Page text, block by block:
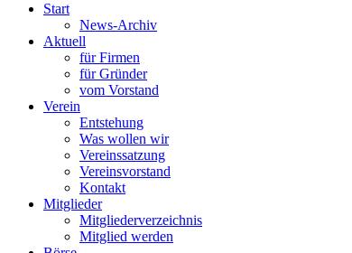
Start
News-Archiv
Aktuell
für Firmen
für Gründer
vom Vorstand
Verein
Entstehung
Was wollen wir
Vereinssatzung
Vereinsvorstand
Kontakt
Mitglieder
Mitgliederverzeichnis
Mitglied werden